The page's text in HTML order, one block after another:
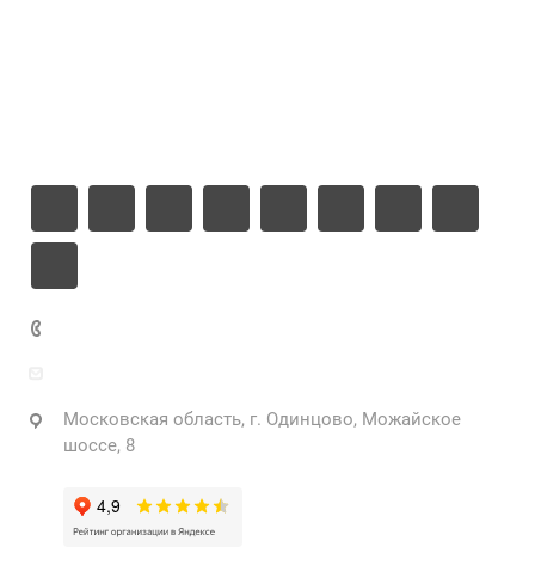
Московская область, г. Одинцово, Можайское
шоссе, 8